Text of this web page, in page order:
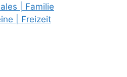
| Familie
| Freizeit